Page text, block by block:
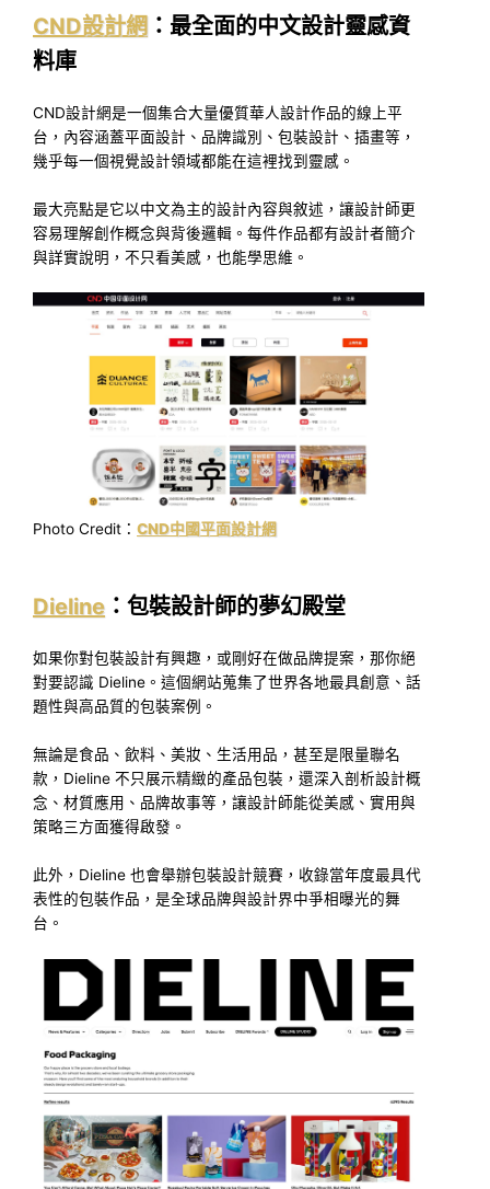
CND設計網 ：最全面的中文設計靈感資
料庫
CND設計網是一個集合大量優質華人設計作品的線上平
台，內容涵蓋平面設計、品牌識別、包裝設計、插畫等，
幾乎每一個視覺設計領域都能在這裡找到靈感。
最大亮點是它以中文為主的設計內容與敘述，讓設計師更
容易理解創作概念與背後邏輯。每件作品都有設計者簡介
與詳實說明，不只看美感，也能學思維。
Photo Credit： CND中國平面設計網
Dieline ：包裝設計師的夢幻殿堂
如果你對包裝設計有興趣，或剛好在做品牌提案，那你絕
對要認識 Dieline。這個網站蒐集了世界各地最具創意、話
題性與高品質的包裝案例。
無論是食品、飲料、美妝、生活用品，甚至是限量聯名
款，Dieline 不只展示精緻的產品包裝，還深入剖析設計概
念、材質應用、品牌故事等，讓設計師能從美感、實用與
策略三方面獲得啟發。
此外，Dieline 也會舉辦包裝設計競賽，收錄當年度最具代
表性的包裝作品，是全球品牌與設計界中爭相曝光的舞
台。